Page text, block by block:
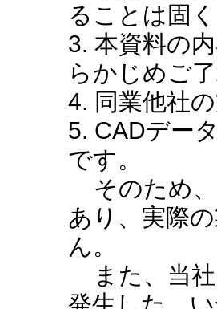
ることは固
3. 本資料の
らかじめご
4. 同業他社
5. CADデー
です。
そのため、
あり、実際
ん。
また、当社